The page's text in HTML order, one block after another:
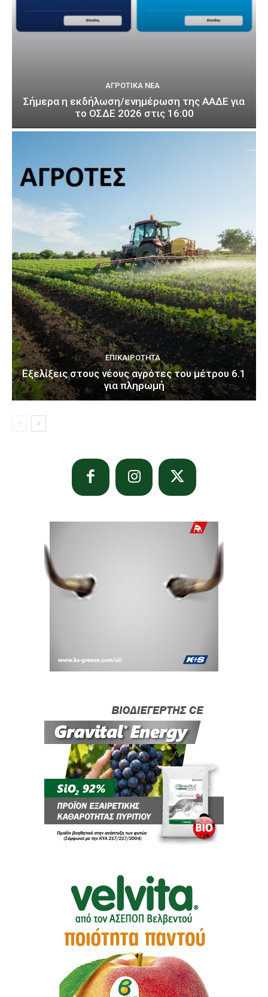
ΑΓΡΟΤΙΚΆ ΝΈΑ
Σήμερα η εκδήλωση/ενημέρωση της ΑΑΔΕ για
το ΟΣΔΕ 2026 στις 16:00
ΕΠΙΚΑΙΡΌΤΗΤΑ
Εξελίξεις στους νέους αγρότες του μέτρου 6.1
για πληρωμή